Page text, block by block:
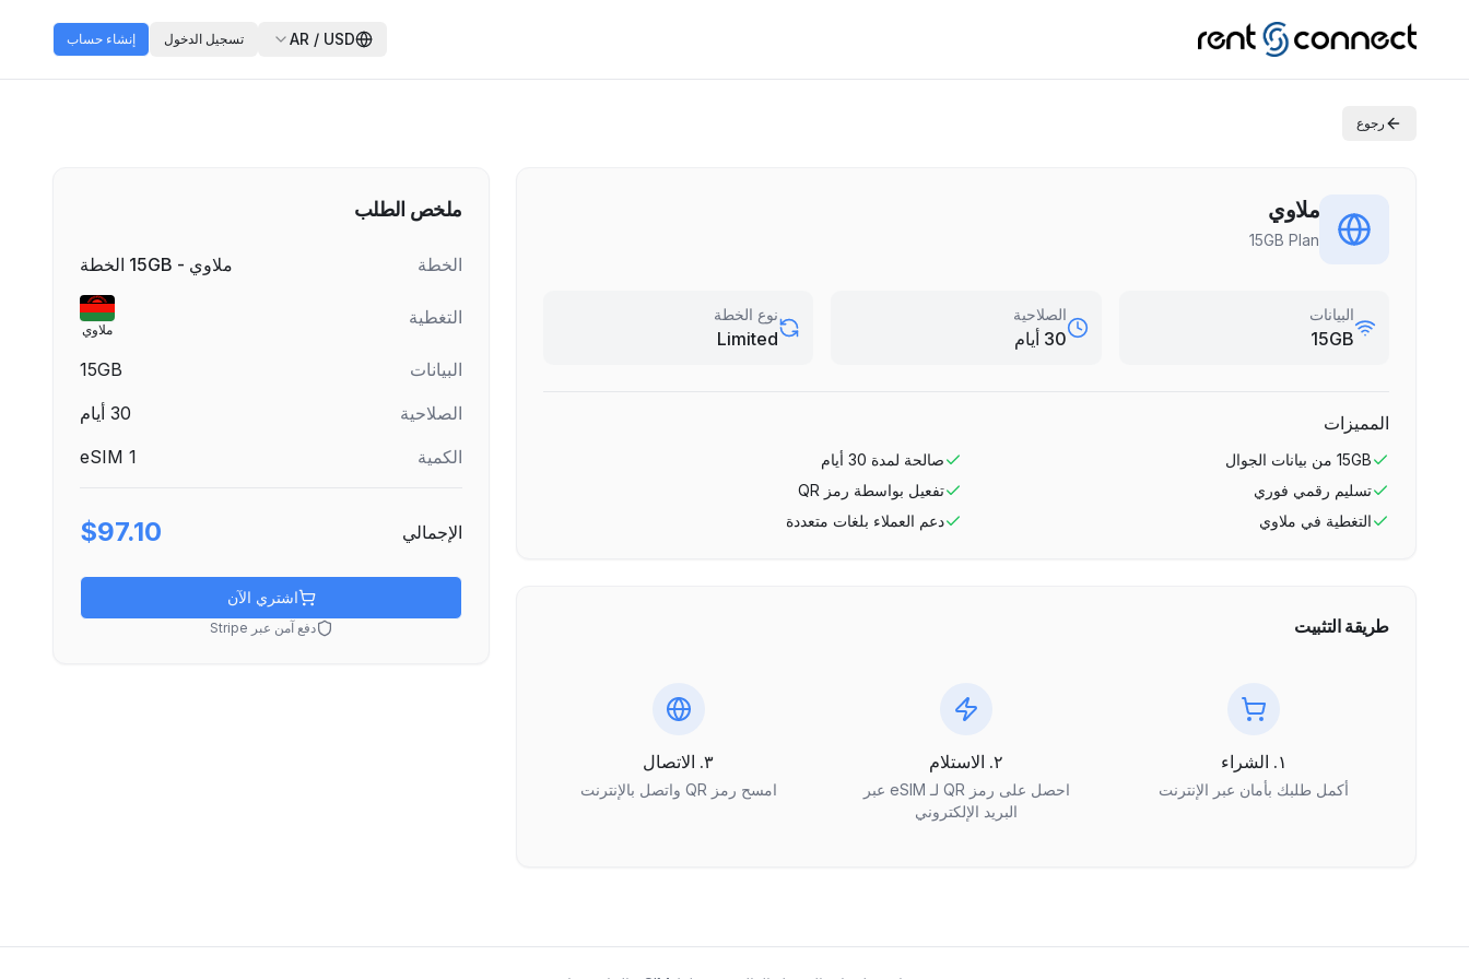
AR / USD تسجيل الدخول إنشاء حساب
رجوع
ملاوي
15GB Plan
البيانات
15GB
الصلاحية
30 أيام
نوع الخطة
Limited
المميزات
15GB من بيانات الجوال صالحة لمدة 30 أيام
تسليم رقمي فوري
تفعيل بواسطة رمز QR
التغطية في ملاوي دعم العملاء بلغات متعددة
طريقة التثبيت
١. الشراء
أكمل طلبك بأمان عبر الإنترنت
٢. الاستلام
احصل على رمز QR لـ eSIM عبر
البريد الإلكتروني
٣. الاتصال
امسح رمز QR واتصل بالإنترنت
ملخص الطلب
الخطة ملاوي - 15GB الخطة
التغطية
ملاوي
البيانات
15GB
الصلاحية
30 أيام
الكمية
1
الإجمالي $97.10
اشتري الآن
دفع آمن عبر Stripe